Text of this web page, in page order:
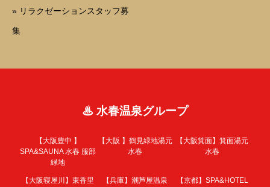
» リラクゼーションスタッフ募
集
♨ 水春温泉グループ
【大阪豊中 】
SPA&SAUNA 水春 服部
緑地
【大阪 】 鶴見緑地湯元
水春
【大阪箕面】 箕面湯元
水春
【大阪寝屋川】 東香里 【兵庫】 潮芦屋温泉 【京都】 SPA&HOTEL